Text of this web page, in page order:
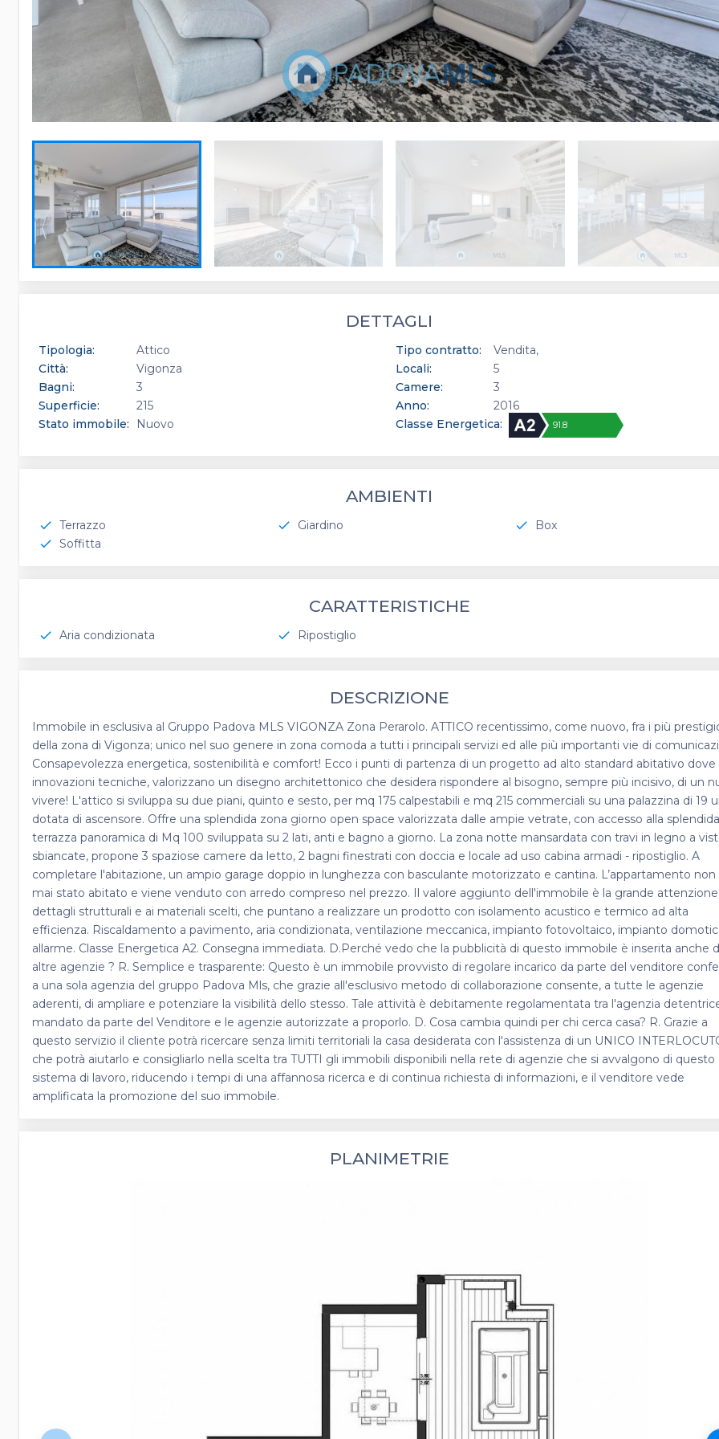
DETTAGLI
Tipologia: Attico Tipo contratto:
Vendita
Città:
Vigonza Locali:
5
Bagni:
3 Camere:
3
Superficie:
215 Anno:
2016
Stato immobile:
Nuovo Classe Energetica: 91.8
AMBIENTI
check Terrazzo check Giardino check
Box
check Soffitta
CARATTERISTICHE
check Aria condizionata check Ripostiglio
DESCRIZIONE
Immobile in esclusiva al Gruppo Padova MLS VIGONZA Zona Perarolo. ATTICO recentissimo, come nuovo, fra i più
della zona di Vigonza; unico nel suo genere in zona comoda a tutti i principali servizi ed alle più importanti vie di
Consapevolezza energetica, sostenibilità e comfort! Ecco i punti di partenza di un progetto ad alto standard abitativo dove
innovazioni tecniche, valorizzano un disegno architettonico che desidera rispondere al bisogno, sempre più incisivo, di un
vivere! L'attico si sviluppa su due piani, quinto e sesto, per mq 175 calpestabili e mq 215 commerciali su una palazzina di 19
dotata di ascensore. Offre una splendida zona giorno open space valorizzata dalle ampie vetrate, con accesso alla splendida
terrazza panoramica di Mq 100 sviluppata su 2 lati, anti e bagno a giorno. La zona notte mansardata con travi in legno a
sbiancate, propone 3 spaziose camere da letto, 2 bagni finestrati con doccia e locale ad uso cabina armadi - ripostiglio. A
completare l'abitazione, un ampio garage doppio in lunghezza con basculante motorizzato e cantina. L’appartamento non
mai stato abitato e viene venduto con arredo compreso nel prezzo. Il valore aggiunto dell'immobile è la grande attenzione
dettagli strutturali e ai materiali scelti, che puntano a realizzare un prodotto con isolamento acustico e termico ad alta
efficienza. Riscaldamento a pavimento, aria condizionata, ventilazione meccanica, impianto fotovoltaico, impianto
allarme. Classe Energetica A2. Consegna immediata. D.Perché vedo che la pubblicità di questo immobile è inserita anche
altre agenzie ? R. Semplice e trasparente: Questo è un immobile provvisto di regolare incarico da parte del venditore
a una sola agenzia del gruppo Padova Mls, che grazie all'esclusivo metodo di collaborazione consente, a tutte le agenzie
aderenti, di ampliare e potenziare la visibilità dello stesso. Tale attività è debitamente regolamentata tra l'agenzia
mandato da parte del Venditore e le agenzie autorizzate a proporlo. D. Cosa cambia quindi per chi cerca casa? R. Grazie a
questo servizio il cliente potrà ricercare senza limiti territoriali la casa desiderata con l'assistenza di un UNICO
che potrà aiutarlo e consigliarlo nella scelta tra TUTTI gli immobili disponibili nella rete di agenzie che si avvalgono di questo
sistema di lavoro, riducendo i tempi di una affannosa ricerca e di continua richiesta di informazioni, e il venditore vede
amplificata la promozione del suo immobile.
PLANIMETRIE